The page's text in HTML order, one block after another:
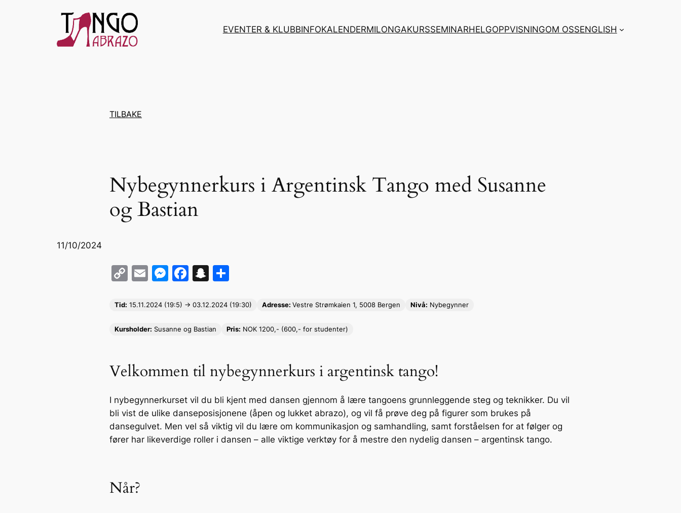
EVENTER & KLUBBINFOKALENDERMILONGAKURSSEMINARHELGOPPVISNINGOM OSSENGLISH
TILBAKE
Nybegynnerkurs i Argentinsk Tango med Susanne
og Bastian
11/10/2024
C
p
y
Li
k
E
ai
M
s
e
g
F
c
e
b
o
S
a
c
at
ar
e
Tid: 15.11.2024 (19:5) -> 03.12.2024 (19:30) Adresse: Vestre Strømkaien 1, 5008 Bergen Nivå: Nybegynner
Kursholder: Susanne og Bastian Pris: NOK 1200,- (600,- for studenter)
Velkommen til nybegynnerkurs i argentinsk tango!
I nybegynnerkurset vil du bli kjent med dansen gjennom å lære tangoens grunnleggende steg og teknikker. Du vil
bli vist de ulike danseposisjonene (åpen og lukket abrazo), og vil få prøve deg på figurer som brukes på
dansegulvet. Men vel så viktig vil du lære om kommunikasjon og samhandling, samt forståelsen for at følger og
fører har likeverdige roller i dansen – alle viktige verktøy for å mestre den nydelig dansen – argentinsk tango.
Når?